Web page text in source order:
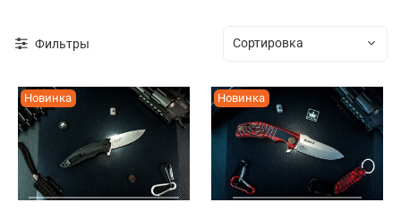
Фильтры
Новинка Новинка